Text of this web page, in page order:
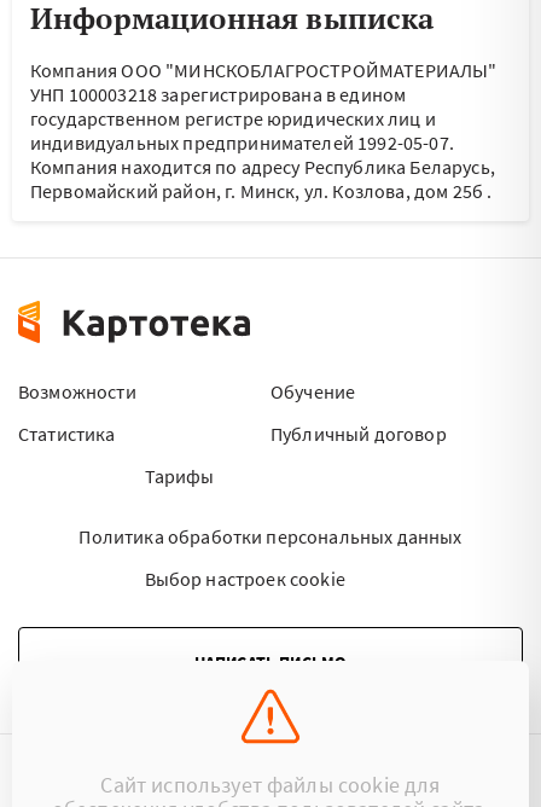
Информационная выписка
Компания ООО "МИНСКОБЛАГРОСТРОЙМАТЕРИАЛЫ"
УНП 100003218 зарегистрирована в едином
государственном регистре юридических лиц и
индивидуальных предпринимателей 1992-05-07.
Компания находится по адресу Республика Беларусь,
Первомайский район, г. Минск, ул. Козлова, дом 25б .
Возможности
Статистика
Тарифы
Обучение
Публичный договор
Политика обработки персональных данных
Выбор настроек cookie
НАПИСАТЬ ПИСЬМО
©2015 - 2026 Kartoteka.by Все права защищены.
Сайт использует файлы cookie для